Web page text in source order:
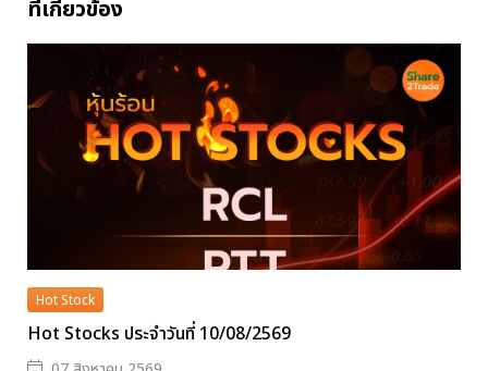
ที่เกี่ยวข้อง
Hot Stock
Hot Stocks ประจำวันที่ 10/08/2569